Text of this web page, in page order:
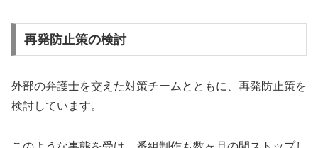
再発防止策の検討
外部の弁護士を交えた対策チームとともに、再発防止策を
検討しています。